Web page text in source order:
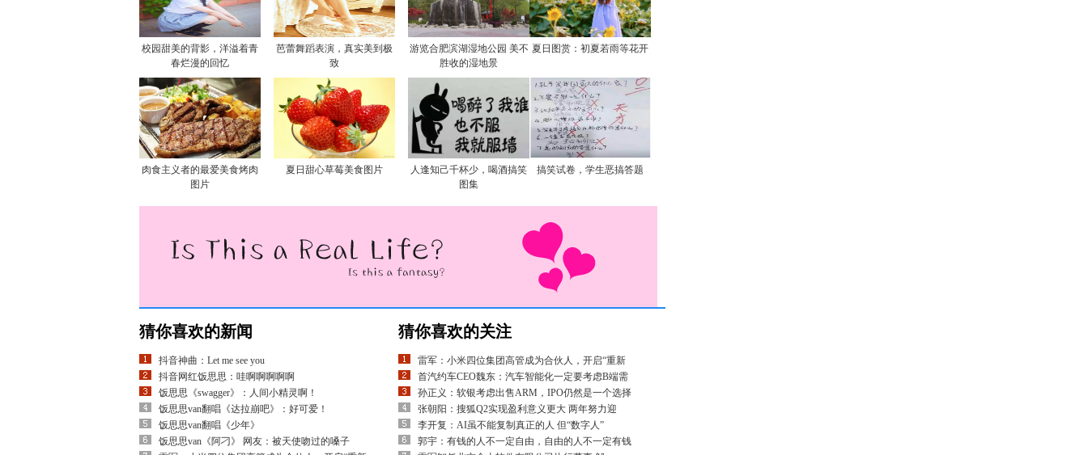
校园甜美的背影，洋溢着青
春烂漫的回忆
芭蕾舞蹈表演，真实美到极
致
游览合肥滨湖湿地公园 美不
胜收的湿地景
夏日图赏：初夏若雨等花开
肉食主义者的最爱美食烤肉
图片
夏日甜心草莓美食图片
人逢知己千杯少，喝酒搞笑
图集
搞笑试卷，学生恶搞答题
猜你喜欢的新闻
抖音神曲：Let me see you
抖音网红饭思思：哇啊啊啊啊啊
饭思思《swagger》：人间小精灵啊！
饭思思van翻唱《达拉崩吧》：好可爱！
饭思思van翻唱《少年》
饭思思van《阿刁》 网友：被天使吻过的嗓子
猜你喜欢的关注
雷军：小米四位集团高管成为合伙人，开启“重新
首汽约车CEO魏东：汽车智能化一定要考虑B端需
孙正义：软银考虑出售ARM，IPO仍然是一个选择
张朝阳：搜狐Q2实现盈利意义更大 两年努力迎
李开复：AI虽不能复制真正的人 但“数字人”
郭宇：有钱的人不一定自由，自由的人不一定有钱